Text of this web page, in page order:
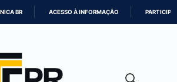
CONTEÚDO
BR ACESSO À INFORMAÇÃO PARTICIPE